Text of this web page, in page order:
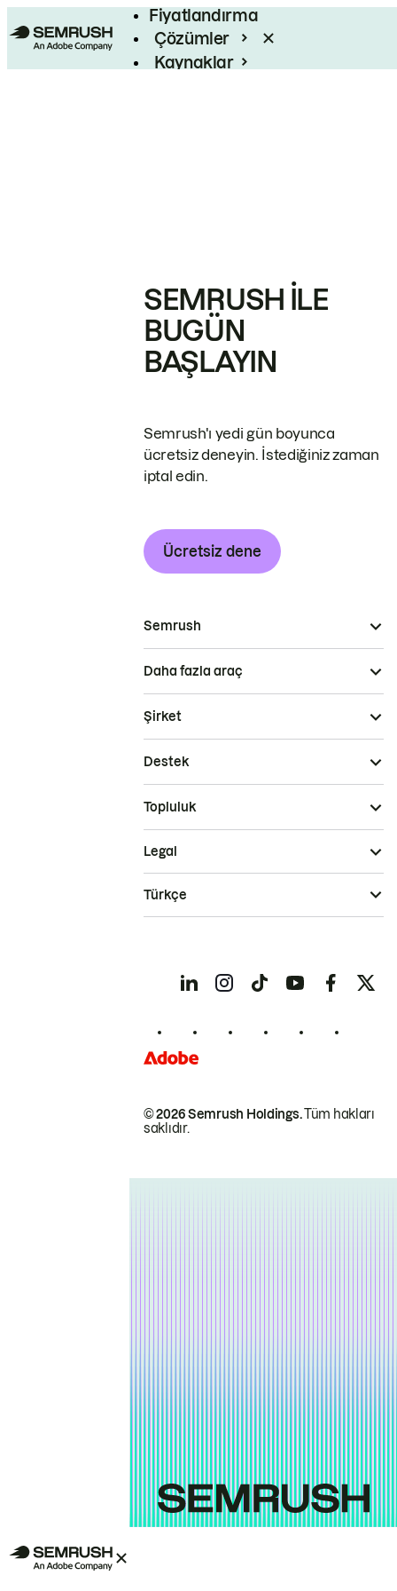
Fiyatlandırma
Çözümler
Kaynaklar
SEMRUSH ILE
BUGÜN
BAŞLAYIN
Semrush'ı yedi gün boyunca
ücretsiz deneyin. İstediğiniz zaman
iptal edin.
Ücretsiz dene
Semrush
Daha fazla araç
Şirket
Destek
Topluluk
© 2026 Semrush Holdings.Tüm hakları
saklıdır.
Legal
Türkçe